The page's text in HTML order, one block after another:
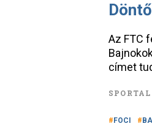
Az FTC
címet
SPORTAL
FOCI